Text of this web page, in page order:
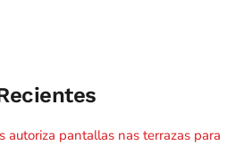
autoriza pantallas nas terrazas para